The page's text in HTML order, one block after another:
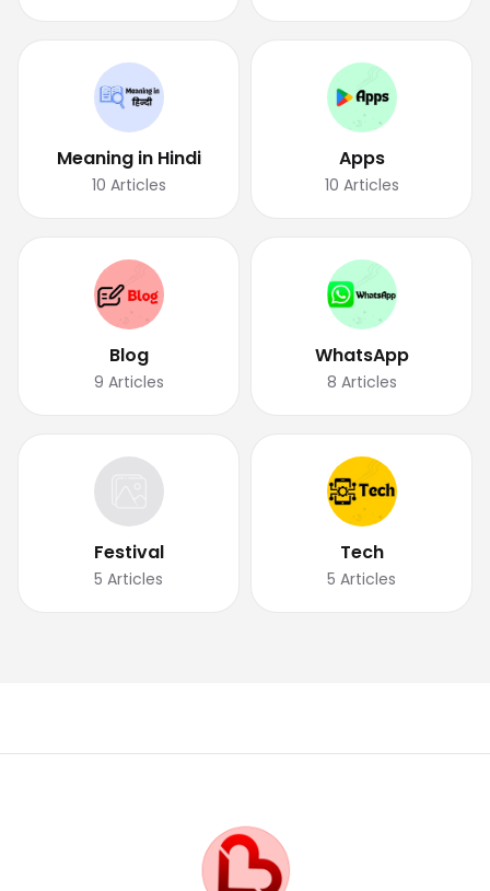
Meaning in Hindi
10 Articles
Apps
10 Articles
Blog
9 Articles
WhatsApp
8 Articles
Festival
5 Articles
Tech
5 Articles